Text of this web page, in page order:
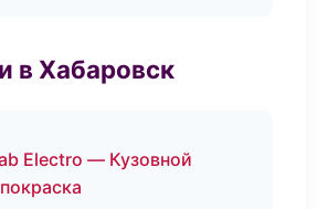
в Хабаровск
Electro — Кузовной